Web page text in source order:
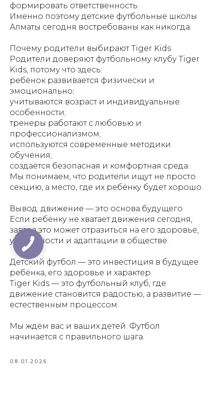
формировать ответственность.
Именно поэтому детские футбольные школы
Алматы сегодня востребованы как никогда.
Почему родители выбирают Tiger Kids
Родители доверяют футбольному клубу Tiger
Kids, потому что здесь:
ребёнок развивается физически и
эмоционально;
учитываются возраст и индивидуальные
особенности;
тренеры работают с любовью и
профессионализмом;
используются современные методики
обучения;
создаётся безопасная и комфортная среда.
Мы понимаем, что родители ищут не просто
секцию, а место, где их ребёнку будет хорошо.
Вывод: движение — это основа будущего
Если ребёнку не хватает движения сегодня,
завтра это может отразиться на его здоровье,
уверенности и адаптации в обществе.
Детский футбол — это инвестиция в будущее
ребёнка, его здоровье и характер.
Tiger Kids — это футбольный клуб, где
движение становится радостью, а развитие —
естественным процессом.
Мы ждём вас и ваших детей. Футбол
начинается с правильного шага.
08.01.2026